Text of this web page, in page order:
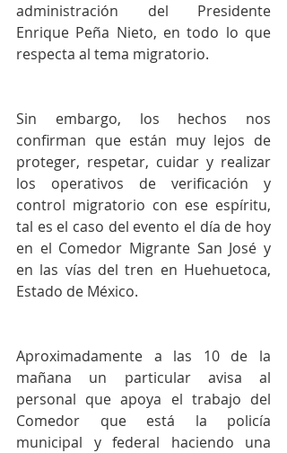
administración del Presidente
Enrique Peña Nieto, en todo lo que
respecta al tema migratorio.
Sin embargo, los hechos nos
confirman que están muy lejos de
proteger, respetar, cuidar y realizar
los operativos de verificación y
control migratorio con ese espíritu,
tal es el caso del evento el día de hoy
en el Comedor Migrante San José y
en las vías del tren en Huehuetoca,
Estado de México.
Aproximadamente a las 10 de la
mañana un particular avisa al
personal que apoya el trabajo del
Comedor que está la policía
municipal y federal haciendo una